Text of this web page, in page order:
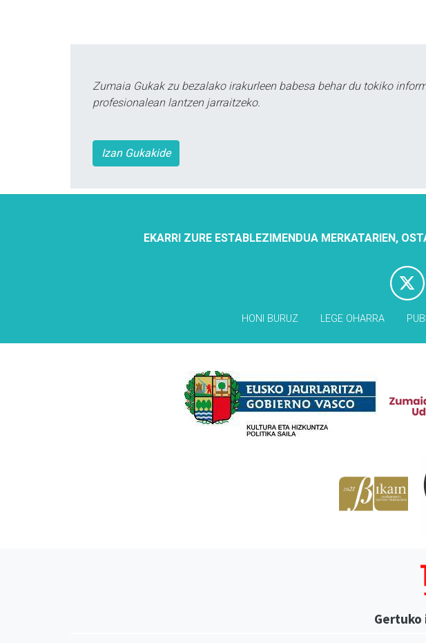
Zumaia Gukak zu bezalako irakurleen babesa behar du tokiko
profesionalean lantzen jarraitzeko.
Izan Gukakide
EKARRI ZURE ESTABLEZIMENDUA MERKATARIEN,
HONI BURUZ LEGE OHARRA
Gertuko